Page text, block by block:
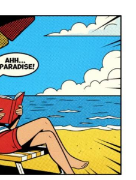
30 giorni
Meta
Platform Inc.
.facebook.com
2 anni
Questo
identifica il
browser
connette a
Facebook.
legato alla
Facebook
dell'utente.
Facebook
che viene
utilizzato
aiutare con
sicurezza e
di accesso
sospette, in
particolare